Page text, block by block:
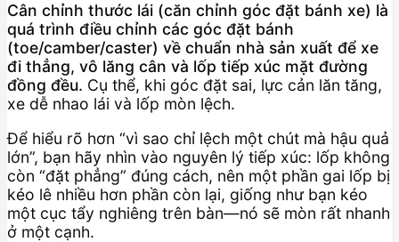
Cân chỉnh thước lái (căn chỉnh góc đặt bánh xe) là
quá trình điều chỉnh các góc đặt bánh
(toe/camber/caster) về chuẩn nhà sản xuất để xe
đi thẳng, vô lăng cân và lốp tiếp xúc mặt đường
đồng đều. Cụ thể, khi góc đặt sai, lực cản lăn tăng,
xe dễ nhao lái và lốp mòn lệch.
Để hiểu rõ hơn “vì sao chỉ lệch một chút mà hậu quả
lớn”, bạn hãy nhìn vào nguyên lý tiếp xúc: lốp không
còn “đặt phẳng” đúng cách, nên một phần gai lốp bị
kéo lê nhiều hơn phần còn lại, giống như bạn kéo
một cục tẩy nghiêng trên bàn—nó sẽ mòn rất nhanh
ở một cạnh.